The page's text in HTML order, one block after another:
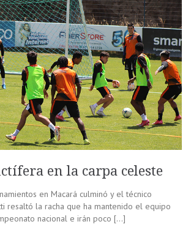
en la carpa celeste
en Macará culminó y el técnico
resaltó la racha que ha mantenido el equipo
nacional e irán poco […]